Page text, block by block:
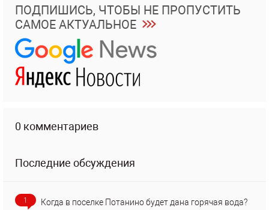
ПОДПИШИСЬ, ЧТОБЫ НЕ ПРОПУСТИТЬ
САМОЕ АКТУАЛЬНОЕ
0 комментариев
Последние обсуждения
1 Когда в поселке Потанино будет дана горячая вода?